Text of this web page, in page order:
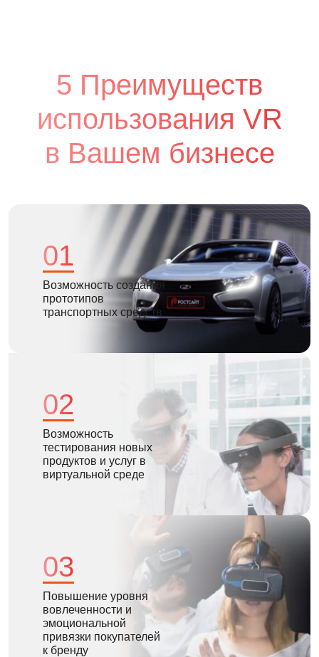
5 Преимуществ
использования VR
в Вашем бизнесе
01
Возможность создания
прототипов
транспортных средств
02
Возможность
тестирования новых
продуктов и услуг в
виртуальной среде
03
Повышение уровня
вовлеченности и
эмоциональной
привязки покупателей
к бренду